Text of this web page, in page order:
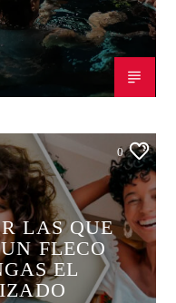
0
LAS QUE
FLECO
EL